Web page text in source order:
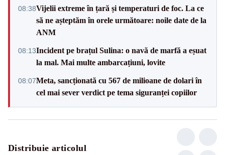
08:38Vijelii extreme în țară și temperaturi de foc. La ce
să ne așteptăm în orele următoare: noile date de la
ANM
08:13Incident pe brațul Sulina: o navă de marfă a eșuat
la mal. Mai multe ambarcațiuni, lovite
08:07Meta, sancționată cu 567 de milioane de dolari în
cel mai sever verdict pe tema siguranței copiilor
Distribuie articolul